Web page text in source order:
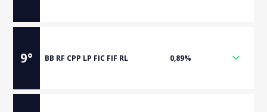
9° BB RF CPP LP FIC FIF RL 0,89%